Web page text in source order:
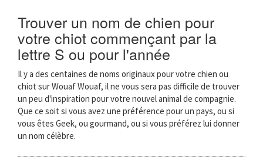
Trouver un nom de chien pour
votre chiot commençant par la
lettre S ou pour l'année
Il y a des centaines de noms originaux pour votre chien ou
chiot sur Wouaf Wouaf, il ne vous sera pas difficile de trouver
un peu d'inspiration pour votre nouvel animal de compagnie.
Que ce soit si vous avez une préférence pour un pays, ou si
vous êtes Geek, ou gourmand, ou si vous préférez lui donner
un nom célèbre.